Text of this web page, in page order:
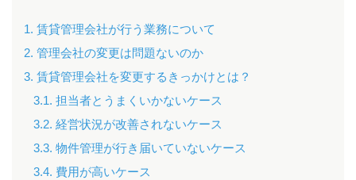
1. 賃貸管理会社が行う業務について
2. 管理会社の変更は問題ないのか
3. 賃貸管理会社を変更するきっかけとは？
3.1. 担当者とうまくいかないケース
3.2. 経営状況が改善されないケース
3.3. 物件管理が行き届いていないケース
3.4. 費用が高いケース